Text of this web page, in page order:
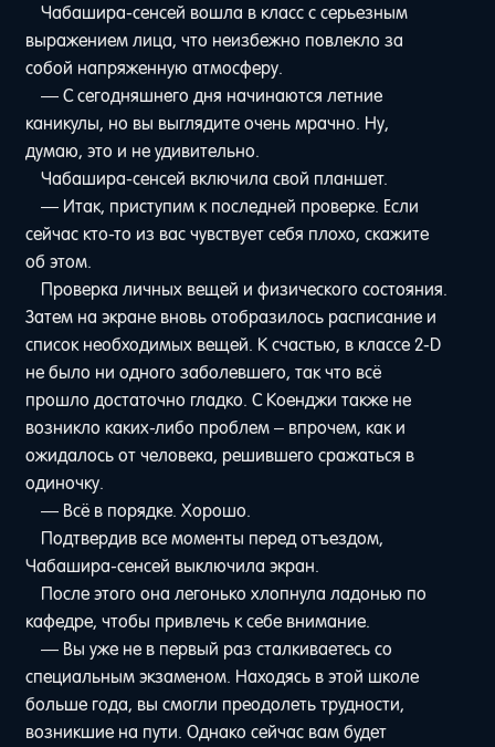
Чабашира-сенсей вошла в класс с серьезным
выражением лица, что неизбежно повлекло за
собой напряженную атмосферу.
— С сегодняшнего дня начинаются летние
каникулы, но вы выглядите очень мрачно. Ну,
думаю, это и не удивительно.
Чабашира-сенсей включила свой планшет.
— Итак, приступим к последней проверке. Если
сейчас кто-то из вас чувствует себя плохо, скажите
об этом.
Проверка личных вещей и физического состояния.
Затем на экране вновь отобразилось расписание и
список необходимых вещей. К счастью, в классе 2-D
не было ни одного заболевшего, так что всё
прошло достаточно гладко. С Коенджи также не
возникло каких-либо проблем – впрочем, как и
ожидалось от человека, решившего сражаться в
одиночку.
— Всё в порядке. Хорошо.
Подтвердив все моменты перед отъездом,
Чабашира-сенсей выключила экран.
После этого она легонько хлопнула ладонью по
кафедре, чтобы привлечь к себе внимание.
— Вы уже не в первый раз сталкиваетесь со
специальным экзаменом. Находясь в этой школе
больше года, вы смогли преодолеть трудности,
возникшие на пути. Однако сейчас вам будет